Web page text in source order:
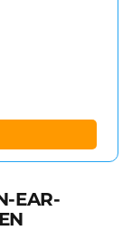
EAR-